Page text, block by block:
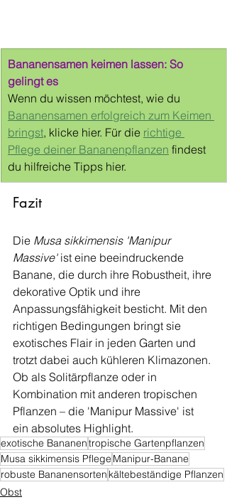
Bananensamen keimen lassen: So
gelingt es
Wenn du wissen möchtest, wie du
Bananensamen erfolgreich zum Keimen
bringst, klicke hier. Für die richtige
Pflege deiner Bananenpflanzen findest
du hilfreiche Tipps hier.
Fazit
Die Musa sikkimensis 'Manipur
Massive' ist eine beeindruckende
Banane, die durch ihre Robustheit, ihre
dekorative Optik und ihre
Anpassungsfähigkeit besticht. Mit den
richtigen Bedingungen bringt sie
exotisches Flair in jeden Garten und
trotzt dabei auch kühleren Klimazonen.
Ob als Solitärpflanze oder in
Kombination mit anderen tropischen
Pflanzen – die 'Manipur Massive' ist
ein absolutes Highlight.
exotische Bananentropische Gartenpflanzen
Musa sikkimensis Pflege Manipur-Banane
robuste Bananensorten kältebeständige Pflanzen
Obst